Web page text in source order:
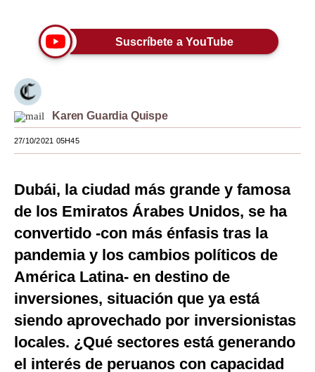
Viajes
Moda
Estilos
México
España
Tecnología
Club del Suscriptor
G de Gestión
Suscríbete a YouTube
Karen Guardia Quispe
27/10/2021 05H45
Dubái, la ciudad más grande y famosa
de los Emiratos Árabes Unidos, se ha
convertido -con más énfasis tras la
pandemia y los cambios políticos de
América Latina- en destino de
inversiones, situación que ya está
siendo aprovechado por inversionistas
locales. ¿Qué sectores está generando
el interés de peruanos con capacidad